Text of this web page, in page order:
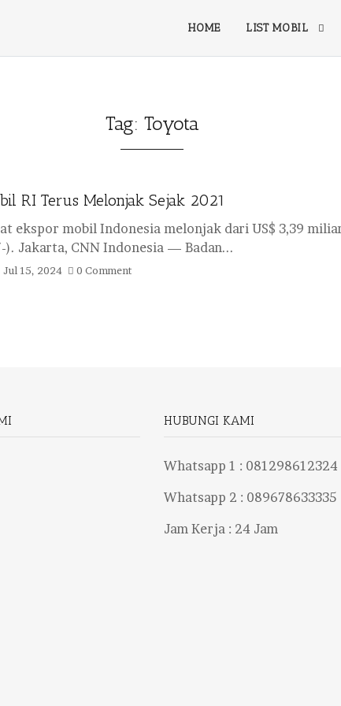
HOME LIST MOBIL
Tag: Toyota
RI Terus Melonjak Sejak 2021
ekspor mobil Indonesia melonjak dari US$ 3,39
). Jakarta, CNN Indonesia — Badan...
Jul 15, 2024 0 Comment
HUBUNGI KAMI
Whatsapp 1 : 081298612324
Whatsapp 2 : 089678633335
Jam Kerja : 24 Jam